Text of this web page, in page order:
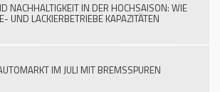
NACHHALTIGKEIT IN DER HOCHSAISON: WIE
UND LACKIERBETRIEBE KAPAZITÄTEN
IM JULI MIT BREMSSPUREN